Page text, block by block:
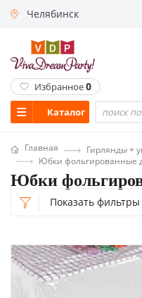
Челябинск
Каталог
Избранное0
Главная Гирлянды +
Юбки фольгированные
Юбки
Показать фильтры